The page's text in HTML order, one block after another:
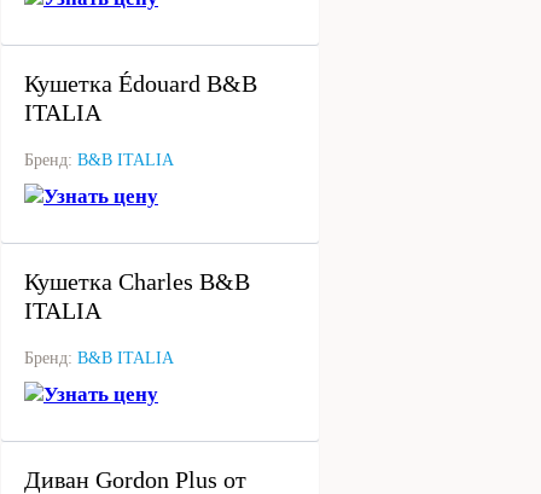
Кушетка Édouard B&B
ITALIA
Бренд: B&B ITALIA
Узнать цену
Кушетка Charles B&B
ITALIA
Бренд: B&B ITALIA
Узнать цену
Диван Gordon Plus от